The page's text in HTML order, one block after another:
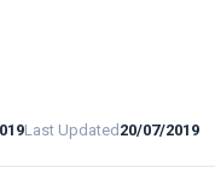
Last Updated 20/07/2019